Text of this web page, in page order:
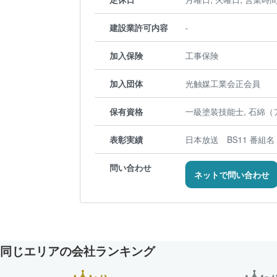
建設業許可内容 -
加入保険 工事保険
加入団体 光触媒工業会正会員
保有資格 一級塗装技能士, 石綿
表彰実績 日本放送 BS11 番組
問い合わせ
ネットで問い合わせ
同じエリアの会社ランキング